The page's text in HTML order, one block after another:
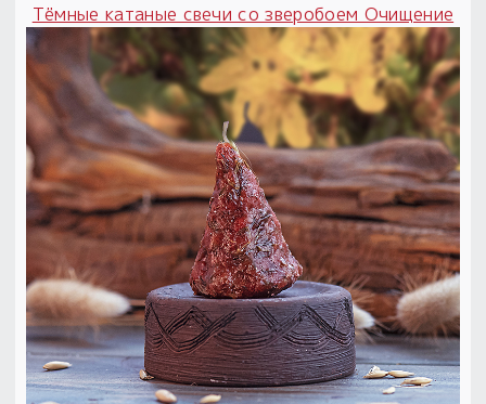
Тёмные катаные свечи со зверобоем Очищение